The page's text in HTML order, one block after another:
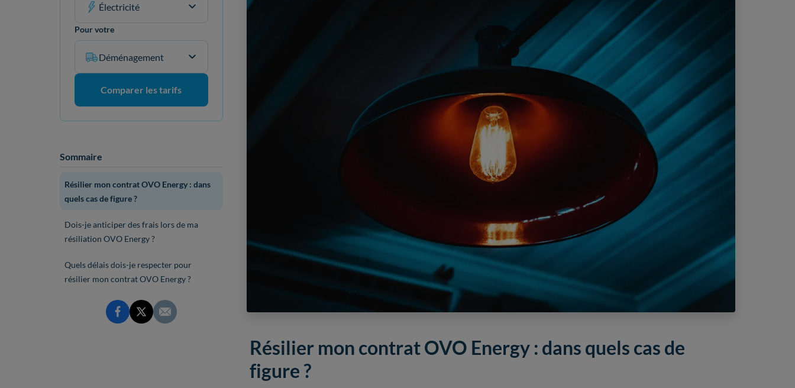
Électricité
Pour votre
Déménagement
Comparer les tarifs
Sommaire
Résilier mon contrat OVO Energy : dans
quels cas de figure ?
Dois-je anticiper des frais lors de ma
résiliation OVO Energy ?
Quels délais dois-je respecter pour
résilier mon contrat OVO Energy ?
Résilier mon contrat OVO Energy : dans quels cas de
figure ?